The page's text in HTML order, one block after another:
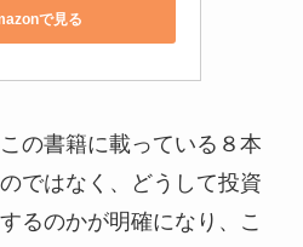
で見る
の書籍に載っている８本
ではなく、どうして投資
るのかが明確になり、こ